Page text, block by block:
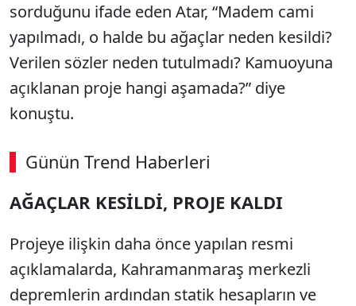
sorduğunu ifade eden Atar, “Madem cami
yapılmadı, o halde bu ağaçlar neden kesildi?
Verilen sözler neden tutulmadı? Kamuoyuna
açıklanan proje hangi aşamada?” diye
konuştu.
Günün Trend Haberleri
00:02 / 09:08
AĞAÇLAR KESİLDİ, PROJE KALDI
Projeye ilişkin daha önce yapılan resmi
açıklamalarda, Kahramanmaraş merkezli
depremlerin ardından statik hesapların ve